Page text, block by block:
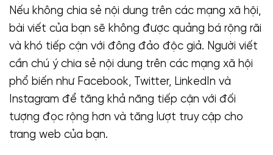
Nếu không chia sẻ nội dung trên các mạng xã hội,
bài viết của bạn sẽ không được quảng bá rộng rãi
và khó tiếp cận với đông đảo độc giả. Người viết
cần chú ý chia sẻ nội dung trên các mạng xã hội
phổ biến như Facebook, Twitter, LinkedIn và
Instagram để tăng khả năng tiếp cận với đối
tượng đọc rộng hơn và tăng lượt truy cập cho
trang web của bạn.